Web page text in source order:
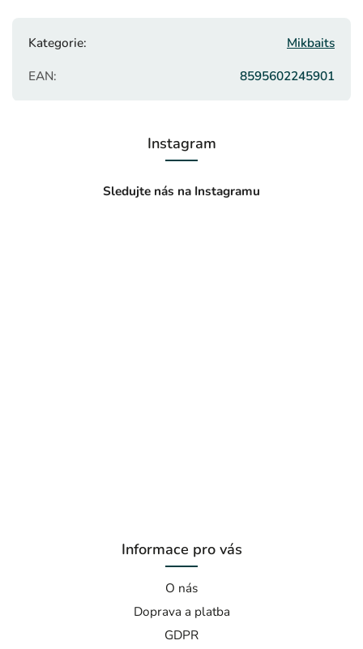
Kategorie:
Mikbaits
EAN: 8595602245901
Instagram
Sledujte nás na Instagramu
Informace pro vás
O nás
Doprava a platba
GDPR